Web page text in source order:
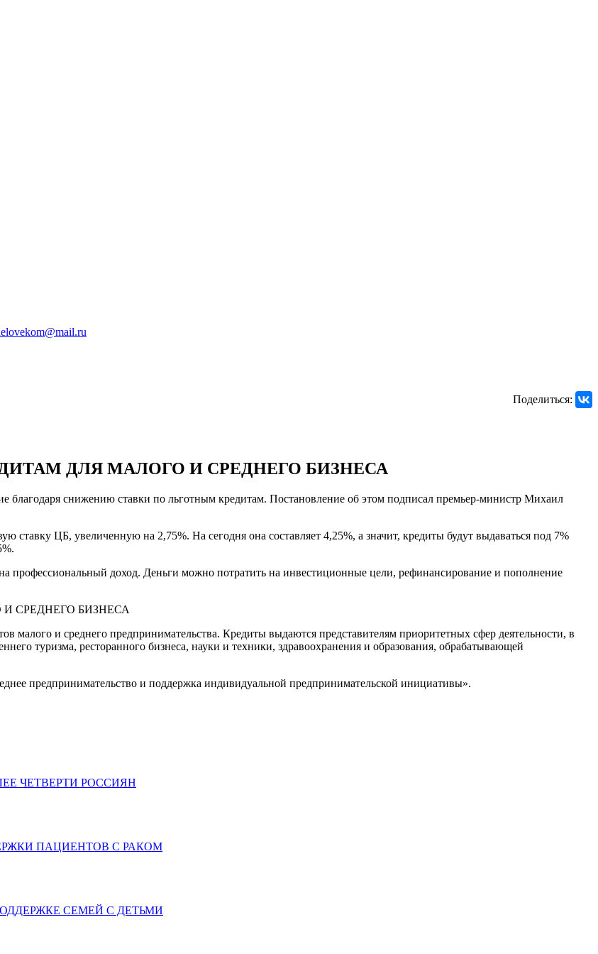
Поделиться:
ДЛЯ МАЛОГО И СРЕДНЕГО БИЗНЕСА
благодаря снижению ставки по льготным кредитам. Постановление об этом подписал премьер-министр Михаил
ЦБ, увеличенную на 2,75%. На сегодня она составляет 4,25%, а значит, кредиты будут выдаваться под 7%
профессиональный доход. Деньги можно потратить на инвестиционные цели, рефинансирование и пополнение
малого и среднего предпринимательства. Кредиты выдаются представителям приоритетных сфер деятельности, в
туризма, ресторанного бизнеса, науки и техники, здравоохранения и образования, обрабатывающей
предпринимательство и поддержка индивидуальной предпринимательской инициативы».
ЧЕТВЕРТИ РОССИЯН
ПАЦИЕНТОВ С РАКОМ
СЕМЕЙ С ДЕТЬМИ